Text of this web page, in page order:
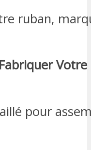
ruban,
pour